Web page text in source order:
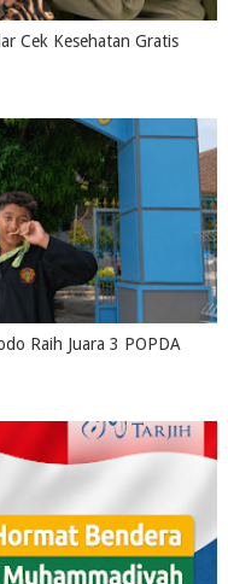
Cek Kesehatan Gratis
Raih Juara 3 POPDA